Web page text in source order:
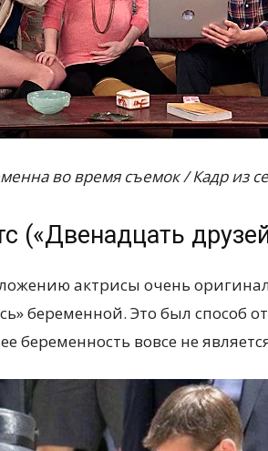
во время съемок / Кадр из
(«Двенадцать
актрисы очень
беременной. Это был способ
беременность вовсе не